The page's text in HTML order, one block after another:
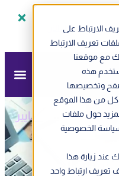
الارتباط على
تعريف الارتباط
مع موقعنا
هذه
وتخصيصها
كل من هذا الموقع
حول ملفات
سياسة الخصوصية
عند زيارة هذا
تعريف ارتباط واحد
الإمارات سجل الآن
الدولية
»ما هي أهمية معايير